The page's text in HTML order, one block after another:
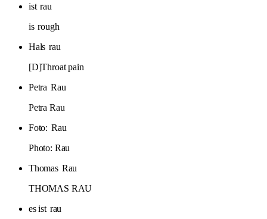
ist rau
is rough
Hals rau
[D]Throat pain
Petra Rau
Petra Rau
Foto: Rau
Photo: Rau
Thomas Rau
THOMAS RAU
es ist rau